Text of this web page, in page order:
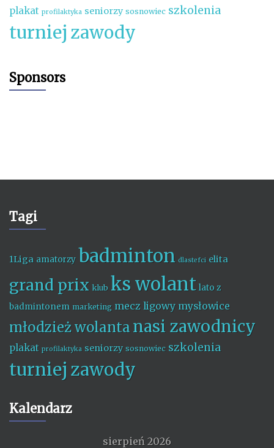
plakat profilaktyka seniorzy sosnowiec szkolenia
turniej zawody
Sponsors
Tagi
1Liga amatorzy badminton dlastefci elita
grand prix klub ks wolant lato z
badmintonem marketing mecz ligowy mysłowice
młodzież wolanta nasi zawodnicy
plakat profilaktyka seniorzy sosnowiec szkolenia
turniej zawody
Kalendarz
sierpień 2026